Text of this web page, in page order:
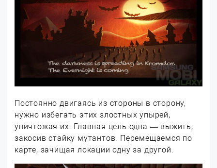
Постоянно двигаясь из стороны в сторону,
нужно избегать этих злостных упырей,
уничтожая их. Главная цель одна — выжить,
закосив стайку мутантов. Перемещаемся по
карте, зачищая локации одну за другой.